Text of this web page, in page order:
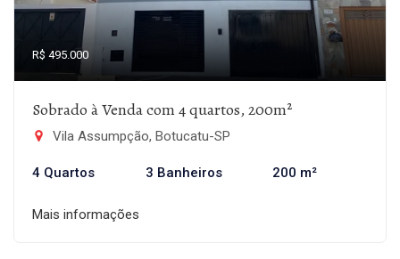
R$ 495.000
Sobrado à Venda com 4 quartos, 200m²
Vila Assumpção, Botucatu-SP
4 Quartos 3 Banheiros 200 m²
Mais informações